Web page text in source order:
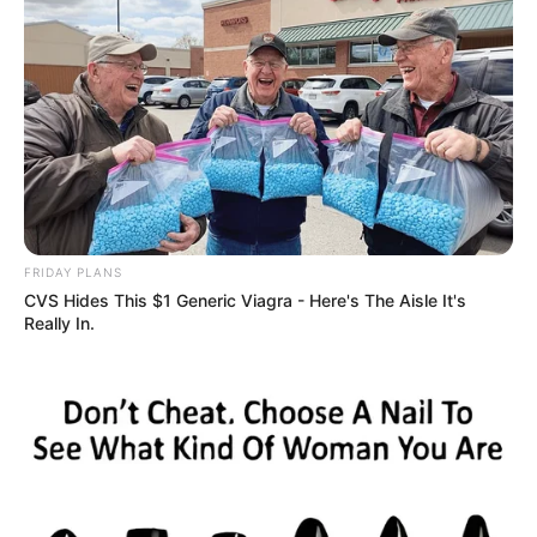
FRIDAY PLANS
CVS Hides This $1 Generic Viagra - Here's The Aisle It's
Really In.